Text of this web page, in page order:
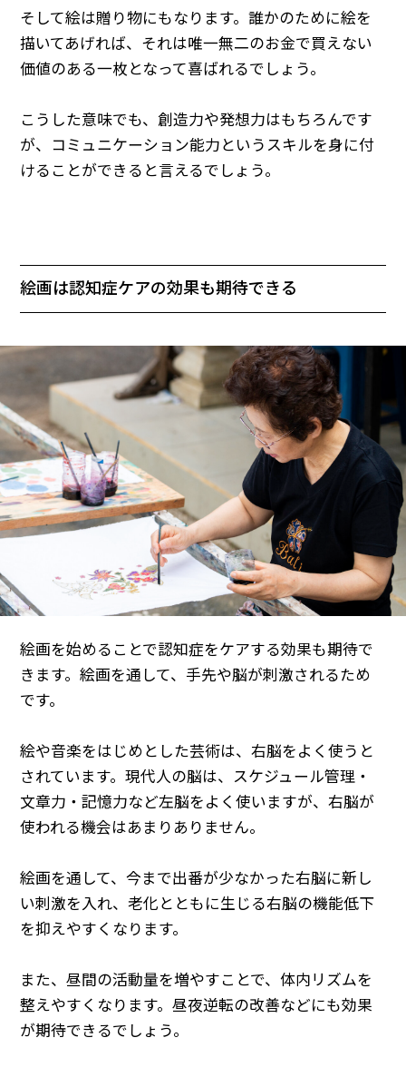
そして絵は贈り物にもなります。誰かのために絵を
描いてあげれば、それは唯一無二のお金で買えない
価値のある一枚となって喜ばれるでしょう。
こうした意味でも、創造力や発想力はもちろんです
が、コミュニケーション能力というスキルを身に付
けることができると言えるでしょう。
絵画は認知症ケアの効果も期待できる
絵画を始めることで認知症をケアする効果も期待で
きます。絵画を通して、手先や脳が刺激されるため
です。
絵や音楽をはじめとした芸術は、右脳をよく使うと
されています。現代人の脳は、スケジュール管理・
文章力・記憶力など左脳をよく使いますが、右脳が
使われる機会はあまりありません。
絵画を通して、今まで出番が少なかった右脳に新し
い刺激を入れ、老化とともに生じる右脳の機能低下
を抑えやすくなります。
また、昼間の活動量を増やすことで、体内リズムを
整えやすくなります。昼夜逆転の改善などにも効果
が期待できるでしょう。